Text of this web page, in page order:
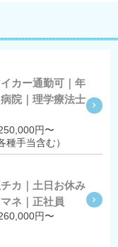
イカー通勤可｜年
院｜理学療法士
円〜
種手当含む）
チカ｜土日お休み
マネ｜正社員
円〜